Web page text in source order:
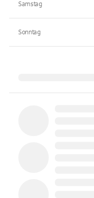
Samstag
Sonntag